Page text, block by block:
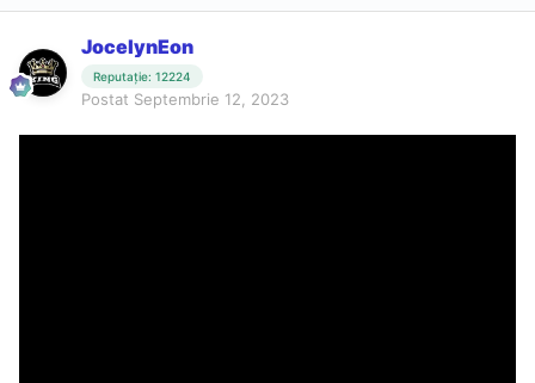
JocelynEon
Reputație: 12224
Postat Septembrie 12, 2023